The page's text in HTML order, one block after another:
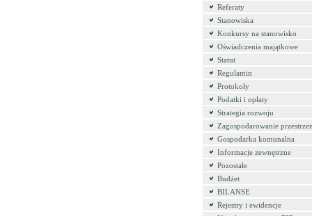
Referaty
Stanowiska
Konkursy na stanowisko
Oświadczenia majątkowe
Statut
Regulamin
Protokoły
Podatki i opłaty
Strategia rozwoju
Zagospodarowanie
Gospodarka komunalna
Informacje zewnętrzne
Pozostałe
Budżet
BILANSE
Rejestry i ewidencje